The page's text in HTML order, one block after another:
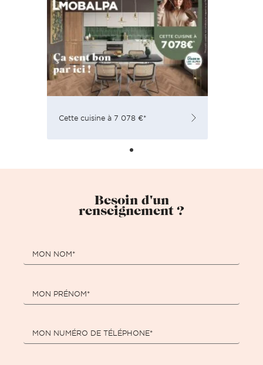
Cette cuisine à 7 078 €*
Besoin d'un
renseignement ?
MON NOM*
MON PRÉNOM*
MON NUMÉRO DE TÉLÉPHONE*